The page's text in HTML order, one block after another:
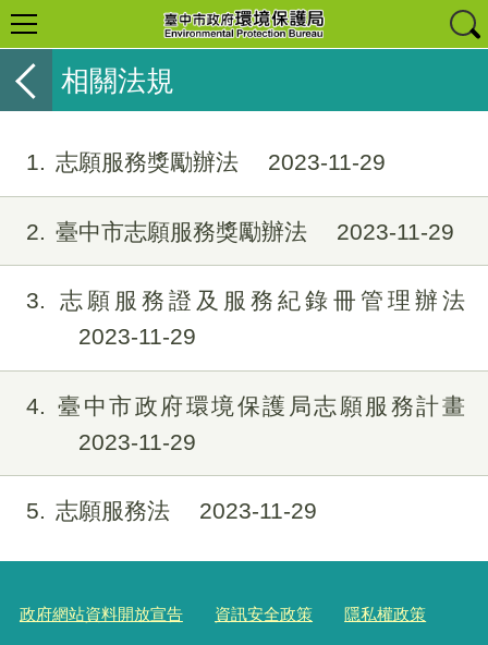
相關法規
1 志願服務獎勵辦法 2023-11-29
2 臺中市志願服務獎勵辦法 2023-11-29
3
志願服務證及服務紀錄冊管理辦法
2023-11-29
4
臺中市政府環境保護局志願服務計畫
2023-11-29
5 志願服務法 2023-11-29
政府網站資料開放宣告 資訊安全政策 隱私權政策